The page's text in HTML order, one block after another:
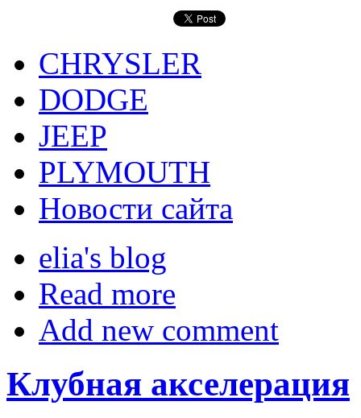
CHRYSLER
DODGE
JEEP
PLYMOUTH
Новости сайта
elia's blog
Read more
Add new comment
Клубная акселерация